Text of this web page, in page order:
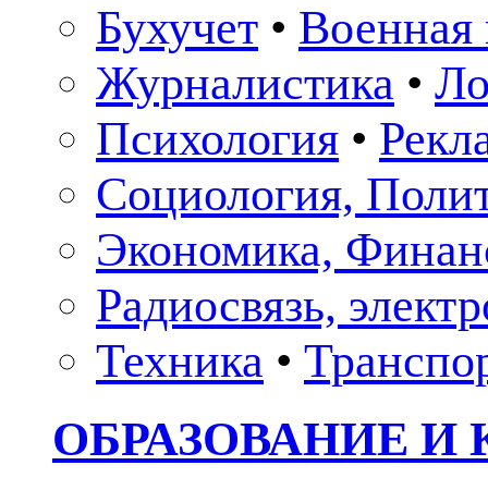
Бухучет • Военная
Журналистика •
Психология •
Социология,
Экономика,
Радиосвязь,
Техника •
ОБРАЗОВАНИЕ И